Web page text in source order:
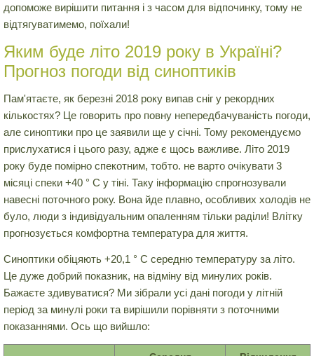
допоможе вирішити питання і з часом для відпочинку, тому не
відтягуватимемо, поїхали!
Яким буде літо 2019 року в Україні?
Прогноз погоди від синоптиків
Пам'ятаєте, як березні 2018 року випав сніг у рекордних
кількостях? Це говорить про повну непередбачуваність погоди,
але синоптики про це заявили ще у січні. Тому рекомендуємо
прислухатися і цього разу, адже є щось важливе. Літо 2019
року буде помірно спекотним, тобто. не варто очікувати 3
місяці спеки +40 ° C у тіні. Таку інформацію спрогнозували
навесні поточного року. Вона йде плавно, особливих холодів не
було, люди з індивідуальним опаленням тільки раділи! Влітку
прогнозується комфортна температура для життя.
Синоптики обіцяють +20,1 ° C середню температуру за літо.
Це дуже добрий показник, на відміну від минулих років.
Бажаєте здивуватися? Ми зібрали усі дані погоди у літній
період за минулі роки та вирішили порівняти з поточними
показаннями. Ось що вийшло: